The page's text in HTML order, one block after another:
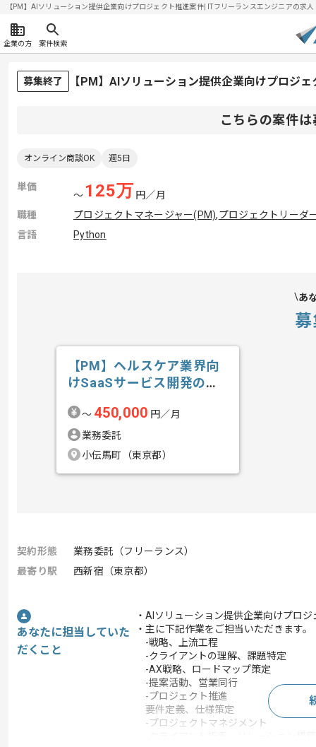
【PM】AIソリューション提供企業向けプロジェクト推進案件| ITフリーランスエンジニアの求
企業の方 案件検索
募集終了 【PM】AIソリューション提供企業向けプロジ
こちらの案件
オンライン商談OK 週5日
単価
〜 125万 円／月
職種
プロジェクトマネージャー(PM),プロジェクトリーダ
言語
Python
あ
【PM】ヘルスケア業界向
けSaaSサービス開発の求
〜 450,000 円／月
業務委託
小伝馬町（東京都）
契約形態
業務委託（フリーランス）
最寄り駅
西新宿（東京都）
あなたに担当していた
だくこと
・AIソリューション提供企業向けプロ
・主に下記作業をご担当いただきます。
-戦略、上流工程
-クライアントの理解、課題特定
-AX戦略、ロードマップ策定
-提案活動、営業同行
-プロジェクト推進
要件定義、仕様策定
-プロジェクトマネジメント